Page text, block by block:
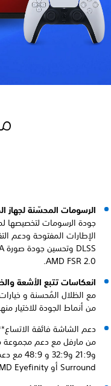
الرسومات المحسّنة لجهاز
جودة الرسومات لتخصيصها
AMD FSR 2.0.
انعكاسات تتبع الأشعة
مع الظلال المُحسنة و
من أنماط الجودة للاختيار
دعم الشاشة فائقة
Surround أو AMD Eyefinity.